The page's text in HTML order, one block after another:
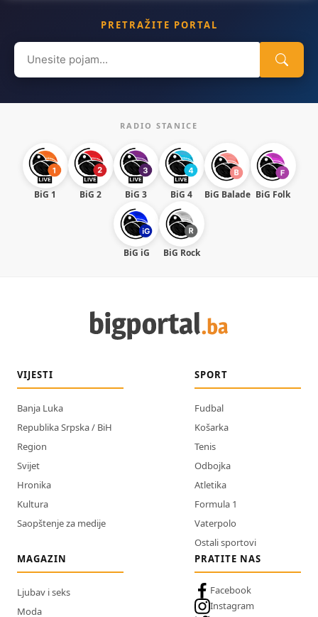
PRETRAŽITE PORTAL
Search
for:
RADIO STANICE
BiG 1 BiG 2 BiG 3 BiG 4 BiG Balade BiG Folk
BiG iG BiG Rock
VIJESTI
Banja Luka
Republika Srpska / BiH
Region
Svijet
Hronika
Kultura
Saopštenje za medije
SPORT
Fudbal
Košarka
Tenis
Odbojka
Atletika
Formula 1
Vaterpolo
Ostali sportovi
MAGAZIN
Ljubav i seks
Moda
PRATITE NAS
Facebook
Instagram